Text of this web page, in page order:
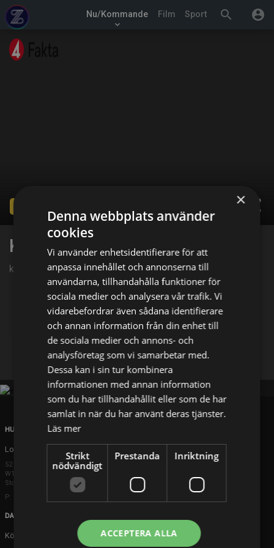
search account_circle
Nu/Kommande
keyboard_arrow_down
Film Sport
share
Kalla fakta: Fallet Noury
kl. 14:00 på TV4 Fakta
Facebook X
HUVUDKONTOR
London
52 Brook Street
W1K 5DS London
Storbritannien
P: +44 203 608 8181
DANMARK
Köpenhamn
×
Denna webbplats använder
cookies
Vi använder enhetsidentifierare för att
anpassa innehållet och annonserna till
användarna, tillhandahålla funktioner för
sociala medier och analysera vår trafik. Vi
vidarebefordrar även sådana identifierare
och annan information från din enhet till
de sociala medier och annons- och
analysföretag som vi samarbetar med.
Dessa kan i sin tur kombinera
informationen med annan information
som du har tillhandahållit eller som de har
samlat in när du har använt deras tjänster.
Läs mer
Strikt
nödvändigt
Prestanda Inriktning
ACCEPTERA ALLA